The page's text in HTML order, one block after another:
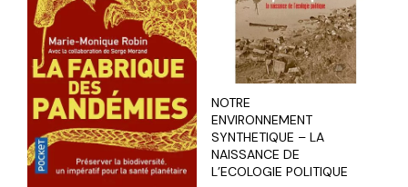
NOTRE
ENVIRONNEMENT
SYNTHETIQUE – LA
NAISSANCE DE
L’ECOLOGIE POLITIQUE